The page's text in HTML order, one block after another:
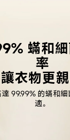
蟎和
讓衣物更
99.99% 的蟎和
適。